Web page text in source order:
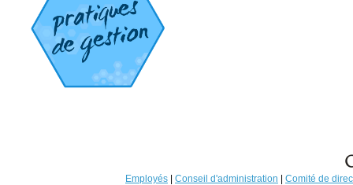
Employés Conseil d'administration Comité de